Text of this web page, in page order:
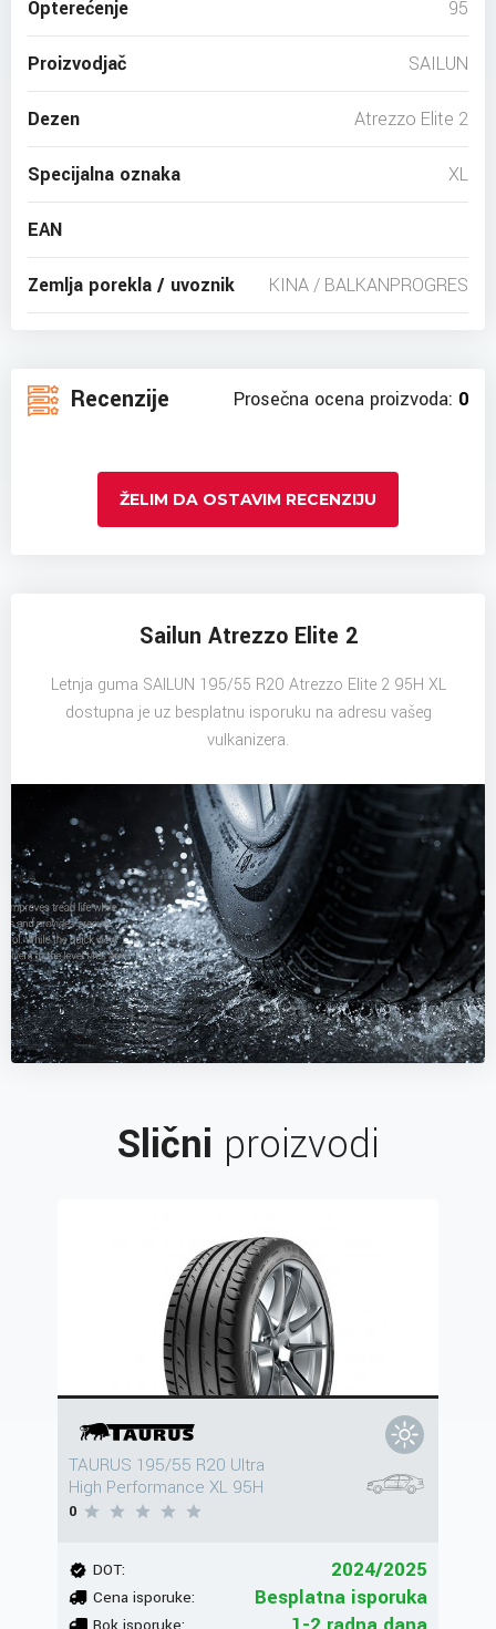
Opterećenje 95
Proizvodjač SAILUN
Dezen Atrezzo Elite 2
Specijalna oznaka XL
EAN
Zemlja porekla / uvoznik KINA / BALKANPROGRES
Recenzije Prosečna ocena proizvoda: 0
ŽELIM DA OSTAVIM RECENZIJU
Sailun Atrezzo Elite 2
Letnja guma SAILUN 195/55 R20 Atrezzo Elite 2 95H XL
dostupna je uz besplatnu isporuku na adresu vašeg
vulkanizera.
Slični proizvodi
TAURUS 195/55 R20 Ultra
High Performance XL 95H
0
DOT: 2024/2025
Cena isporuke: Besplatna isporuka